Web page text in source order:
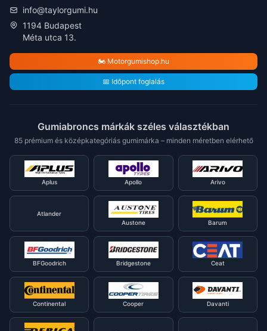
info@taylorgumi.hu
1194 Budapest
Méta utca 13.
🏍️ Motorgumishop.hu
📅 Időpont foglalás
Gumiabroncs márkák széles választékban
85 prémium és középkategóriás gumimárka – minden méretben elérhető
Aplus Apollo Arivo
Atlander
Austone
Barum
BFGoodrich Bridgestone Ceat
Continental Cooper Davanti